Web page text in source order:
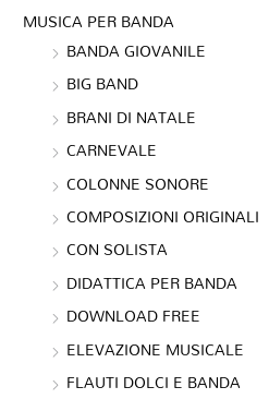
MUSICA PER BANDA
BANDA GIOVANILE
BIG BAND
BRANI DI NATALE
CARNEVALE
COLONNE SONORE
COMPOSIZIONI ORIGINALI
CON SOLISTA
DIDATTICA PER BANDA
DOWNLOAD FREE
ELEVAZIONE MUSICALE
FLAUTI DOLCI E BANDA